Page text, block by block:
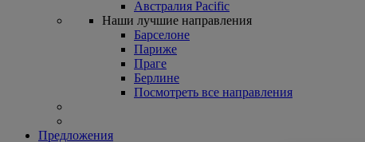
Австралия Pacific
Наши лучшие направления
Барселоне
Париже
Праге
Берлине
Посмотреть все направления
Предложения